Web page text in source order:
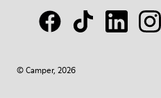
© Camper, 2026